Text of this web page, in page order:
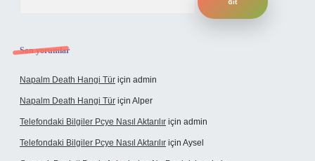
Son yorumlar
Napalm Death Hangi Tür için admin
Napalm Death Hangi Tür için Alper
Telefondaki Bilgiler Pcye Nasıl Aktarılır için admin
Telefondaki Bilgiler Pcye Nasıl Aktarılır için Aysel